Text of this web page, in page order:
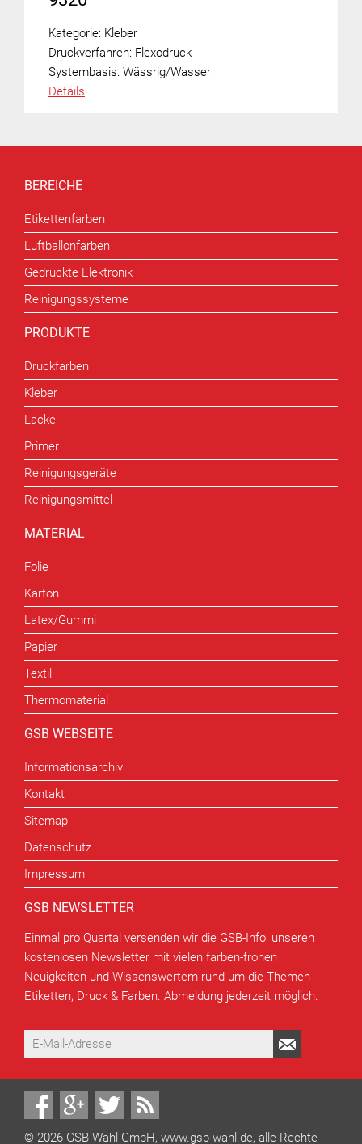
Kategorie: Kleber
Druckverfahren: Flexodruck
Systembasis: Wässrig/Wasser
Details
BEREICHE
Etikettenfarben
Luftballonfarben
Gedruckte Elektronik
Reinigungssysteme
PRODUKTE
Druckfarben
Kleber
Lacke
Primer
Reinigungsgeräte
Reinigungsmittel
MATERIAL
Folie
Karton
Latex/Gummi
Papier
Textil
Thermomaterial
GSB WEBSEITE
Informationsarchiv
Kontakt
Sitemap
Datenschutz
Impressum
GSB NEWSLETTER
Einmal pro Quartal versenden wir die GSB-Info, unseren
kostenlosen Newsletter mit vielen farben-frohen
Neuigkeiten und Wissenswertem rund um die Themen
Etiketten, Druck & Farben. Abmeldung jederzeit möglich.
© 2026 GSB Wahl GmbH, www.gsb-wahl.de, alle Rechte